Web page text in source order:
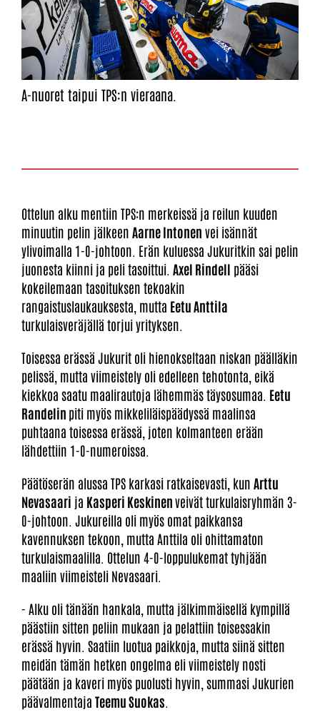
A-nuoret taipui TPS:n vieraana.
Ottelun alku mentiin TPS:n merkeissä ja reilun kuuden
minuutin pelin jälkeen Aarne Intonen vei isännät
ylivoimalla 1-0-johtoon. Erän kuluessa Jukuritkin sai pelin
juonesta kiinni ja peli tasoittui. Axel Rindell pääsi
kokeilemaan tasoituksen tekoakin
rangaistuslaukauksesta, mutta Eetu Anttila
turkulaisveräjällä torjui yrityksen.
Toisessa erässä Jukurit oli hienokseltaan niskan päälläkin
pelissä, mutta viimeistely oli edelleen tehotonta, eikä
kiekkoa saatu maalirautoja lähemmäs täysosumaa. Eetu
Randelin piti myös mikkeliläispäädyssä maalinsa
puhtaana toisessa erässä, joten kolmanteen erään
lähdettiin 1-0-numeroissa.
Päätöserän alussa TPS karkasi ratkaisevasti, kun Arttu
Nevasaari ja Kasperi Keskinenveivät turkulaisryhmän 3-
0-johtoon. Jukureilla oli myös omat paikkansa
kavennuksen tekoon, mutta Anttila oli ohittamaton
turkulaismaalilla. Ottelun 4-0-loppulukemat tyhjään
maaliin viimeisteli Nevasaari.
- Alku oli tänään hankala, mutta jälkimmäisellä kympillä
päästiin sitten peliin mukaan ja pelattiin toisessakin
erässä hyvin. Saatiin luotua paikkoja, mutta siinä sitten
meidän tämän hetken ongelma eli viimeistely nosti
päätään ja kaveri myös puolusti hyvin, summasi Jukurien
päävalmentaja Teemu Suokas